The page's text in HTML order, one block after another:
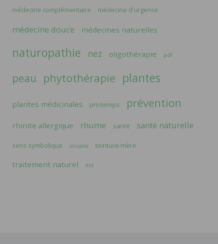
médecine complémentaire médecine d'urgence
médecine douce médecines naturelles
naturopathie nez oligothérapie pdf
peau phytothérapie plantes
plantes médicinales printemps prévention
rhinite allergique rhume santé santé naturelle
sens symbolique sinusite teinture-mère
traitement naturel été